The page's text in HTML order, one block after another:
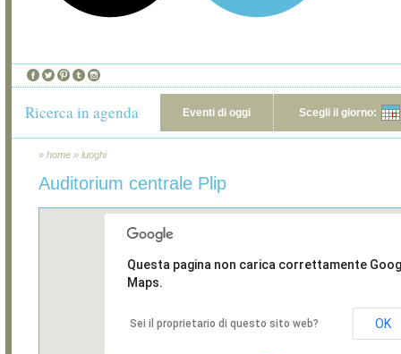
Ricerca in agenda Eventi di oggi Scegli il giorno:
» home » luoghi
Auditorium centrale Plip
Questa pagina non carica correttamente
Maps.
Sei il proprietario di questo sito web? OK